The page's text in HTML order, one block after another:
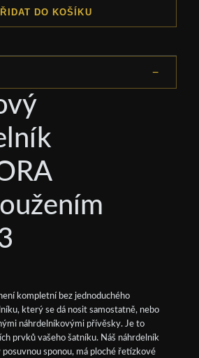
DO KOŠÍKU
kompletní bez jednoduchého
který se dá nosit samostatně, nebo
náhrdelníkovými přívěsky. Je to
prvků vašeho šatníku. Náš náhrdelník
sponou, má ploché řetízkové